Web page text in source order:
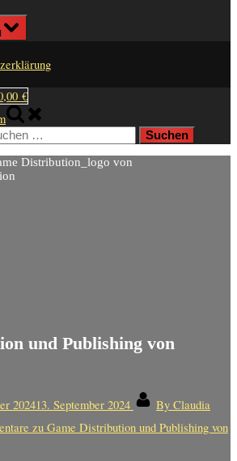
€
und Publishing von
202413. September 2024 By Claudia
zu Game Distribution und Publishing von